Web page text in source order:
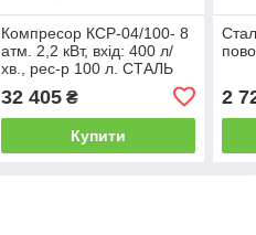
Компресор КСР-04/100- 8
атм. 2,2 кВт, вхід: 400 л/
хв., рес-р 100 л. СТАЛЬ
32 405₴
Купити
2